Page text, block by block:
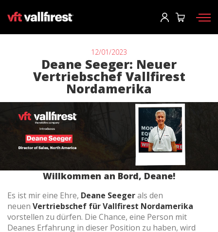
Einloggen
User*
Passwort*
Ein konto erstellen
Feuerwehrausrüstung
Rucksäcke
Werkzeuge
Tragkraftspritzen und Maschinen
Aerial
Zubehör
12/01/2023
Deane Seeger: Neuer
Vertriebschef Vallfirest
Nordamerika
Willkommen an Bord, Deane!
Es ist mir eine Ehre, Deane Seegerals den
neuen Vertriebschef für Vallfirest Nordamerika
vorstellen zu dürfen. Die Chance, eine Person mit
Deanes Erfahrung in dieser Position zu haben, wird